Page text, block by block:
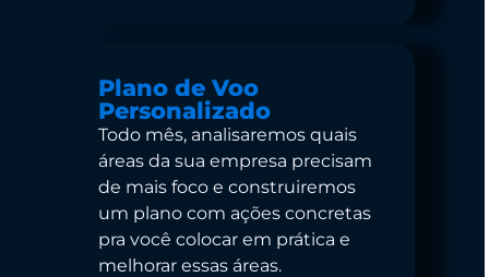
Plano de Voo
Personalizado
Todo mês, analisaremos quais
áreas da sua empresa precisam
de mais foco e construiremos
um plano com ações concretas
pra você colocar em prática e
melhorar essas áreas.